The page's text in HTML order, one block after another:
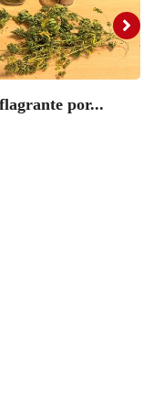
por...